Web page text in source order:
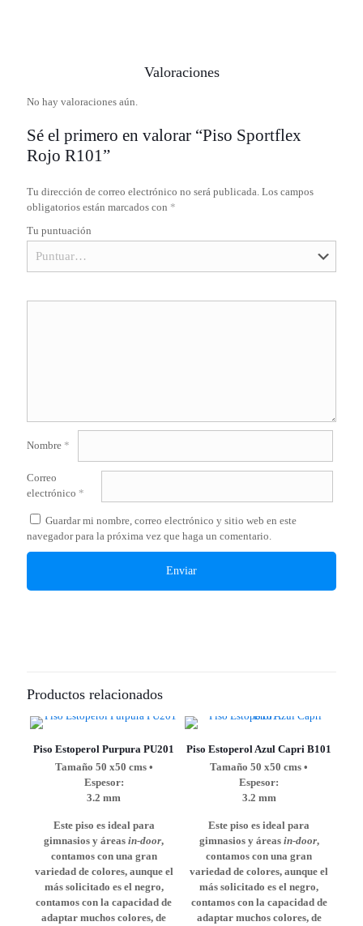
Valoraciones
No hay valoraciones aún.
Sé el primero en valorar “Piso Sportflex
Rojo R101”
Tu dirección de correo electrónico no será publicada. Los campos
obligatorios están marcados con *
Tu puntuación
Nombre *
Correo
electrónico *
Guardar mi nombre, correo electrónico y sitio web en este
navegador para la próxima vez que haga un comentario.
Productos relacionados
Piso Estoperol Purpura PU201
Tamaño 50 x50 cms •
Espesor:
3.2 mm
Este piso es ideal para
gimnasios y áreasin-door,
contamos con una gran
variedad de colores, aunque el
más solicitado es el negro,
contamos con la capacidad de
adaptar muchos colores, de
Piso Estoperol Azul Capri B101
Tamaño 50 x50 cms •
Espesor:
3.2 mm
Este piso es ideal para
gimnasios y áreas in-door,
contamos con una gran
variedad de colores, aunque el
más solicitado es el negro,
contamos con la capacidad de
adaptar muchos colores, de